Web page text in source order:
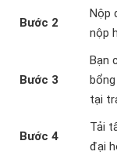
Bước 2
Nộp
nộp
Bước 3
Bạn
bổng
tại
Bước 4
Tải
đại